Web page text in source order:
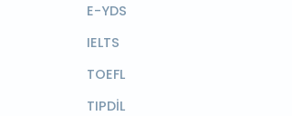
E-YDS
IELTS
TOEFL
TIPDİL